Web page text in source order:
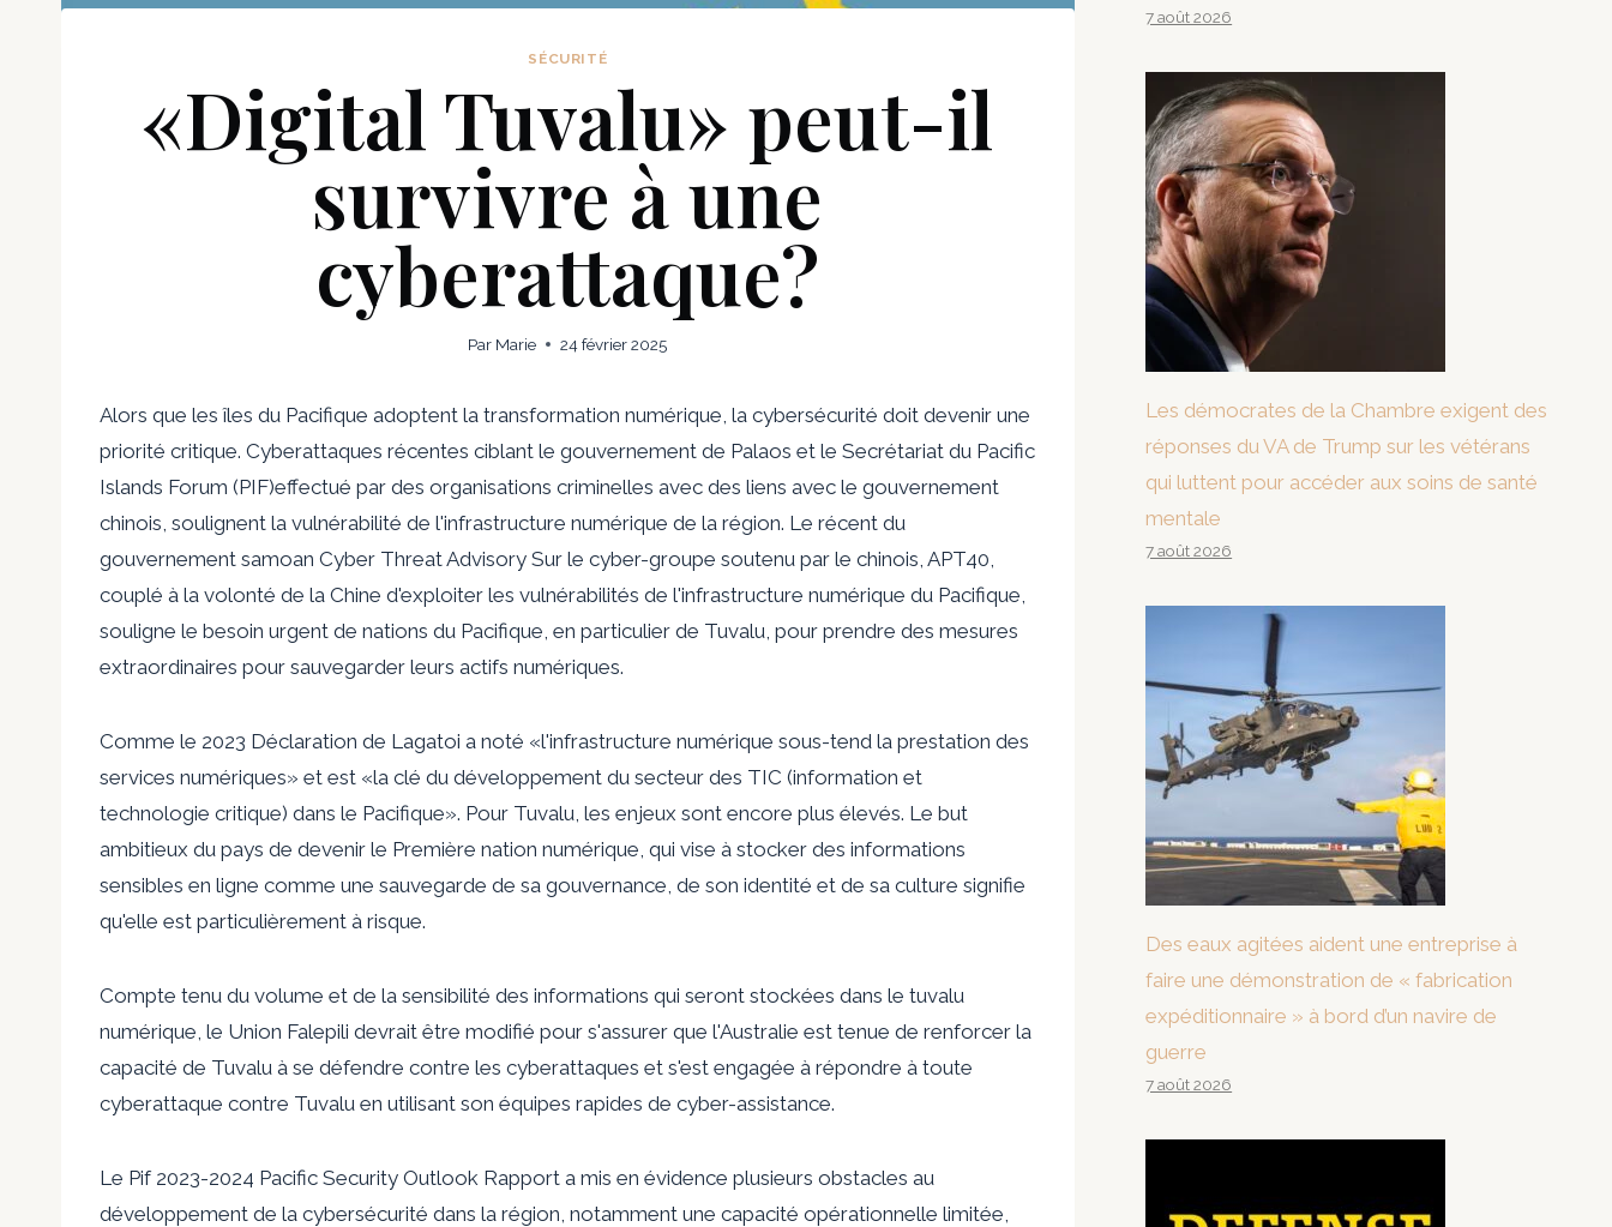
SÉCURITÉ
«Digital Tuvalu» peut-il
survivre à une
cyberattaque?
Par Marie 24 février 2025
Alors que les îles du Pacifique adoptent la transformation numérique, la cybersécurité doit devenir une
priorité critique. Cyberattaques récentes ciblant le gouvernement de Palaos et le Secrétariat du Pacific
Islands Forum (PIF)effectué par des organisations criminelles avec des liens avec le gouvernement
chinois, soulignent la vulnérabilité de l'infrastructure numérique de la région. Le récent du
gouvernement samoan Cyber ​​Threat Advisory Sur le cyber-groupe soutenu par le chinois, APT40,
couplé à la volonté de la Chine d'exploiter les vulnérabilités de l'infrastructure numérique du Pacifique,
souligne le besoin urgent de nations du Pacifique, en particulier de Tuvalu, pour prendre des mesures
extraordinaires pour sauvegarder leurs actifs numériques.
Comme le 2023 Déclaration de Lagatoi a noté «l'infrastructure numérique sous-tend la prestation des
services numériques» et est «la clé du développement du secteur des TIC (information et
technologie critique) dans le Pacifique». Pour Tuvalu, les enjeux sont encore plus élevés. Le but
ambitieux du pays de devenir le Première nation numérique qui vise à stocker des informations
sensibles en ligne comme une sauvegarde de sa gouvernance, de son identité et de sa culture signifie
qu'elle est particulièrement à risque.
Compte tenu du volume et de la sensibilité des informations qui seront stockées dans le tuvalu
numérique, le Union Falepili devrait être modifié pour s'assurer que l'Australie est tenue de renforcer la
capacité de Tuvalu à se défendre contre les cyberattaques et s'est engagée à répondre à toute
cyberattaque contre Tuvalu en utilisant son équipes rapides de cyber-assistance.
Le Pif 2023-2024 Pacific Security Outlook Rapport a mis en évidence plusieurs obstacles au
développement de la cybersécurité dans la région, notamment une capacité opérationnelle limitée,
7 août 2026
Les démocrates de la Chambre exigent des
réponses du VA de Trump sur les vétérans
qui luttent pour accéder aux soins de santé
mentale
7 août 2026
Des eaux agitées aident une entreprise à
faire une démonstration de « fabrication
expéditionnaire » à bord d’un navire de
guerre
7 août 2026